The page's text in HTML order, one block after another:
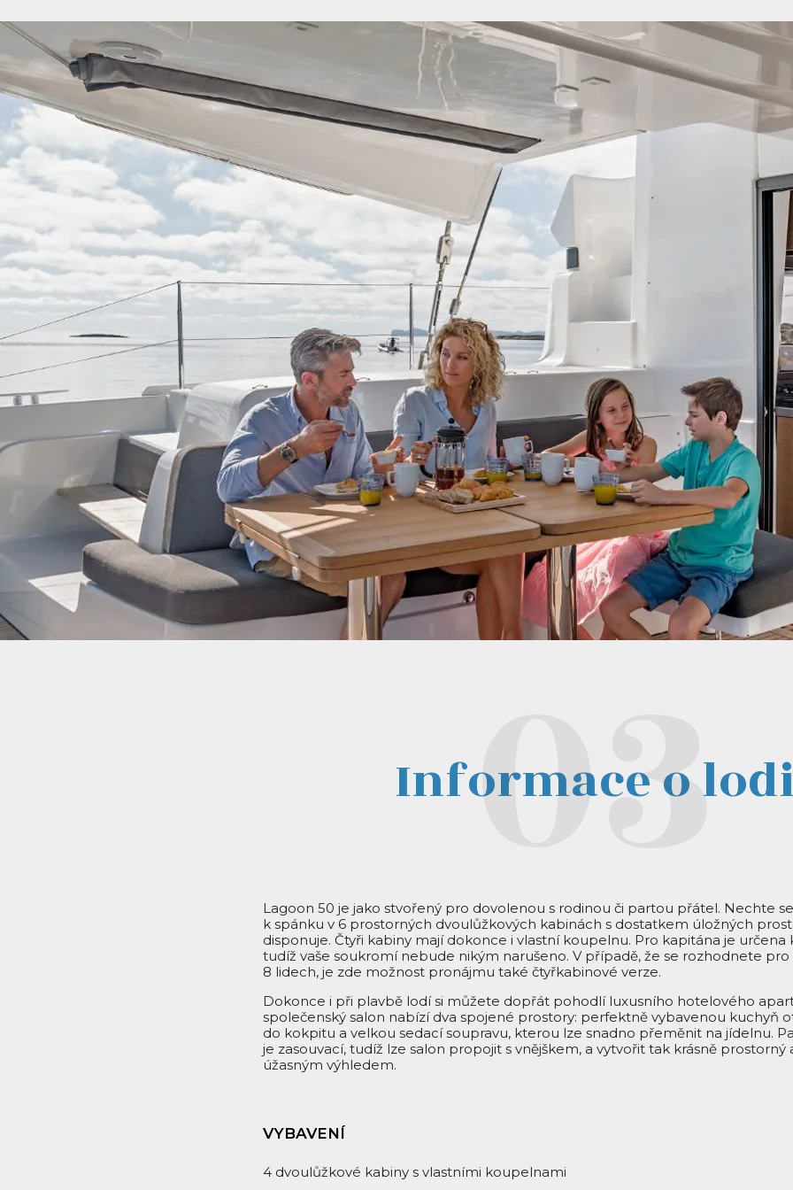
Informace o
Lagoon 50 je jako stvořený pro dovolenou s rodinou či partou přátel. Nechte
k spánku v 6 prostorných dvoulůžkových kabinách s dostatkem úložných
disponuje. Čtyři kabiny mají dokonce i vlastní koupelnu. Pro kapitána je určena
tudíž vaše soukromí nebude nikým narušeno. V případě, že se rozhodnete
8 lidech, je zde možnost pronájmu také čtyřkabinové verze.
Dokonce i při plavbě lodí si můžete dopřát pohodlí luxusního hotelového
společenský salon nabízí dva spojené prostory: perfektně vybavenou kuchyň
do kokpitu a velkou sedací soupravu, kterou lze snadno přeměnit na jídelnu.
je zasouvací, tudíž lze salon propojit s vnějškem, a vytvořit tak krásně prostorný
úžasným výhledem.
VYBAVENÍ
4 dvoulůžkové kabiny s vlastními koupelnami